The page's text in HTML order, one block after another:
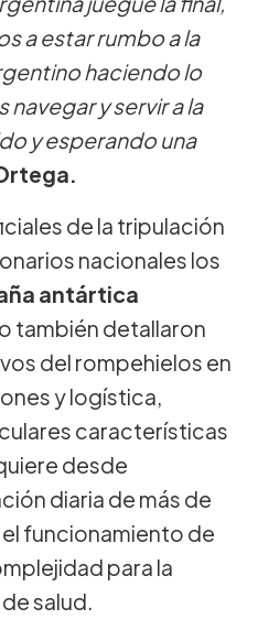
a estar rumbo a la
haciendo lo
navegar y servir a la
y esperando una
de la tripulación
nacionales los
antártica
también detallaron
del rompehielos en
y logística,
características
desde
diaria de más de
funcionamiento de
para la
salud.